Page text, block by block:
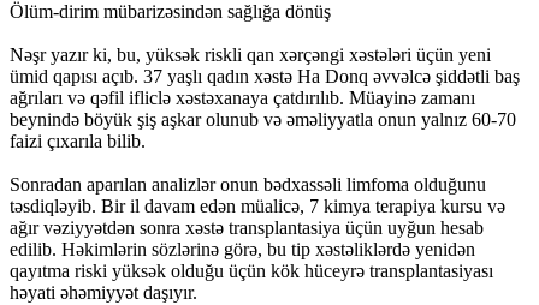
Ölüm-dirim mübarizəsindən sağlığa dönüş
Nəşr yazır ki, bu, yüksək riskli qan xərçəngi xəstələri üçün yeni
ümid qapısı açıb. 37 yaşlı qadın xəstə Ha Donq əvvəlcə şiddətli baş
ağrıları və qəfil ifliclə xəstəxanaya çatdırılıb. Müayinə zamanı
beynində böyük şiş aşkar olunub və əməliyyatla onun yalnız 60-70
faizi çıxarıla bilib.
Sonradan aparılan analizlər onun bədxassəli limfoma olduğunu
təsdiqləyib. Bir il davam edən müalicə, 7 kimya terapiya kursu və
ağır vəziyyətdən sonra xəstə transplantasiya üçün uyğun hesab
edilib. Həkimlərin sözlərinə görə, bu tip xəstəliklərdə yenidən
qayıtma riski yüksək olduğu üçün kök hüceyrə transplantasiyası
həyati əhəmiyyət daşıyır.